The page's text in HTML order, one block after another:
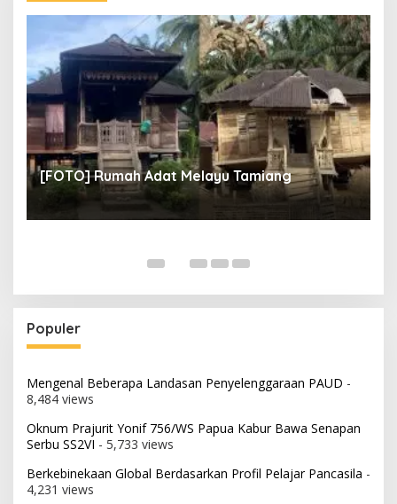
[FOTO] Rumah Adat Melayu Tamiang
Populer
Mengenal Beberapa Landasan Penyelenggaraan PAUD -
8,484 views
Oknum Prajurit Yonif 756/WS Papua Kabur Bawa Senapan
Serbu SS2VI - 5,733 views
Berkebinekaan Global Berdasarkan Profil Pelajar Pancasila -
4,231 views